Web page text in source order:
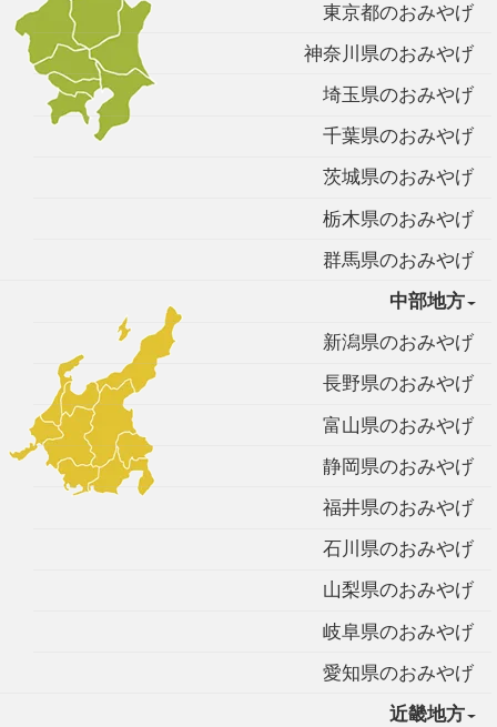
東京都のおみやげ
神奈川県のおみやげ
埼玉県のおみやげ
千葉県のおみやげ
茨城県のおみやげ
栃木県のおみやげ
群馬県のおみやげ
中部地方
新潟県のおみやげ
長野県のおみやげ
富山県のおみやげ
静岡県のおみやげ
福井県のおみやげ
石川県のおみやげ
山梨県のおみやげ
岐阜県のおみやげ
愛知県のおみやげ
近畿地方